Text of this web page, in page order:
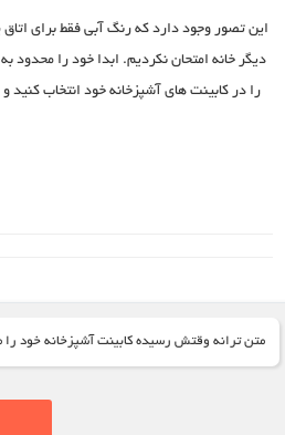
این تصور وجود دارد که رنگ آبی فقط برای
دیگر خانه امتحان نکردیم. ابدا خود را محدود
را در کابینت های آشپزخانه خود انتخاب
متن ترانه وقتش رسیده کابینت آشپزخانه خود را